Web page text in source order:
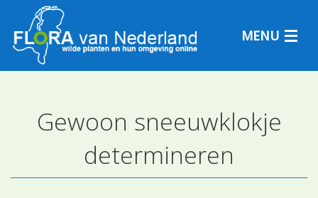
MENU
Plantensoorten
Gewoon sneeuwklokje
determineren